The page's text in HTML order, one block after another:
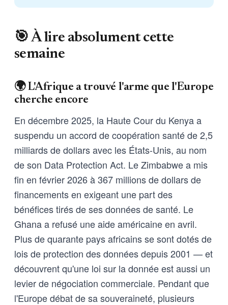
🎯 À lire absolument cette
semaine
🌍 L'Afrique a trouvé l'arme que l'Europe
cherche encore
En décembre 2025, la Haute Cour du Kenya a
suspendu un accord de coopération santé de 2,5
milliards de dollars avec les États-Unis, au nom
de son Data Protection Act. Le Zimbabwe a mis
fin en février 2026 à 367 millions de dollars de
financements en exigeant une part des
bénéfices tirés de ses données de santé. Le
Ghana a refusé une aide américaine en avril.
Plus de quarante pays africains se sont dotés de
lois de protection des données depuis 2001 — et
découvrent qu'une loi sur la donnée est aussi un
levier de négociation commerciale. Pendant que
l'Europe débat de sa souveraineté, plusieurs